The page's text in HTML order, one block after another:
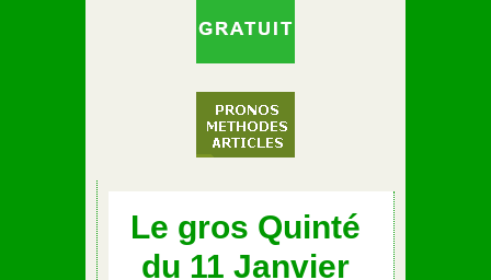
Le gros Quinté
du 11 Janvier